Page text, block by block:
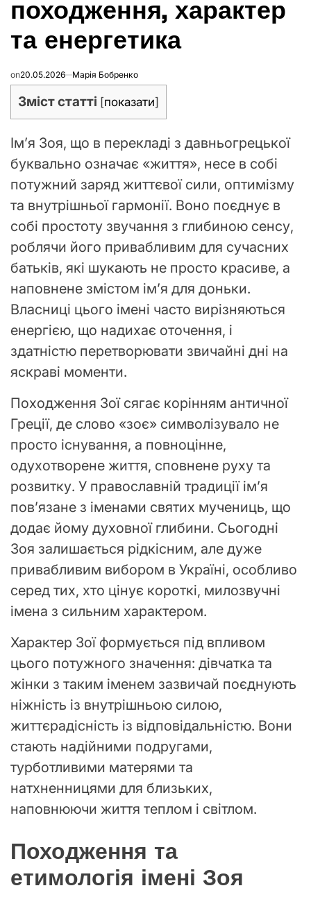
походження, характер
та енергетика
on20.05.2026 Марія Бобренко
Зміст статті [показати]
Ім’я Зоя, що в перекладі з давньогрецької
буквально означає «життя», несе в собі
потужний заряд життєвої сили, оптимізму
та внутрішньої гармонії. Воно поєднує в
собі простоту звучання з глибиною сенсу,
роблячи його привабливим для сучасних
батьків, які шукають не просто красиве, а
наповнене змістом ім’я для доньки.
Власниці цього імені часто вирізняються
енергією, що надихає оточення, і
здатністю перетворювати звичайні дні на
яскраві моменти.
Походження Зої сягає корінням античної
Греції, де слово «зоє» символізувало не
просто існування, а повноцінне,
одухотворене життя, сповнене руху та
розвитку. У православній традиції ім’я
пов’язане з іменами святих мучениць, що
додає йому духовної глибини. Сьогодні
Зоя залишається рідкісним, але дуже
привабливим вибором в Україні, особливо
серед тих, хто цінує короткі, милозвучні
імена з сильним характером.
Характер Зої формується під впливом
цього потужного значення: дівчатка та
жінки з таким іменем зазвичай поєднують
ніжність із внутрішньою силою,
життєрадісність із відповідальністю. Вони
стають надійними подругами,
турботливими матерями та
натхненницями для близьких,
наповнюючи життя теплом і світлом.
Походження та
етимологія імені Зоя